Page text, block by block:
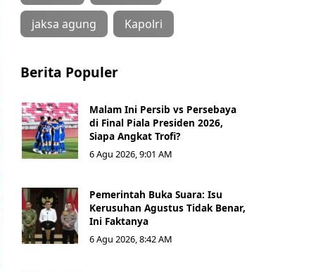
jaksa agung Kapolri
Berita Populer
Malam Ini Persib vs Persebaya
di Final Piala Presiden 2026,
Siapa Angkat Trofi?
6 Agu 2026, 9:01 AM
Pemerintah Buka Suara: Isu
Kerusuhan Agustus Tidak Benar,
Ini Faktanya
6 Agu 2026, 8:42 AM